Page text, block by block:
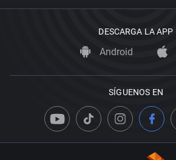
DESCARGA LA APP
Android
SÍGUENOS EN